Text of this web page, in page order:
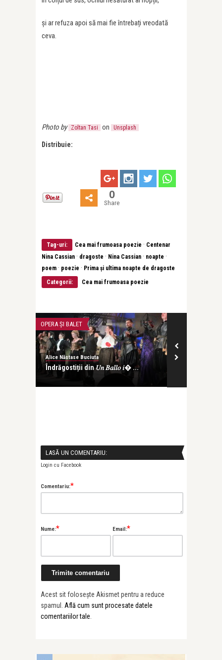
și ar refuza apoi să mai fie întrebați vreodată
ceva.
Photo by Zoltan Tasi on Unsplash
Distribuie:
0
Share
Tag-uri: Cea mai frumoasa poezie · Centenar
Nina Cassian · dragoste · Nina Cassian · noapte ·
poem · poezie · Prima și ultima noapte de dragoste
Categorii:
Cea mai frumoasa poezie
OPERA ȘI BALET
Alice Năstase Buciuta
Îndrăgostiții din 𝑈𝑛 𝐵𝑎𝑙𝑙𝑜 𝑖� ...
LASĂ UN COMENTARIU:
Login cu Facebook
Comentariu:*
Nume:* Email:*
Acest sit folosește Akismet pentru a reduce
spamul. Află cum sunt procesate datele
comentariilor tale